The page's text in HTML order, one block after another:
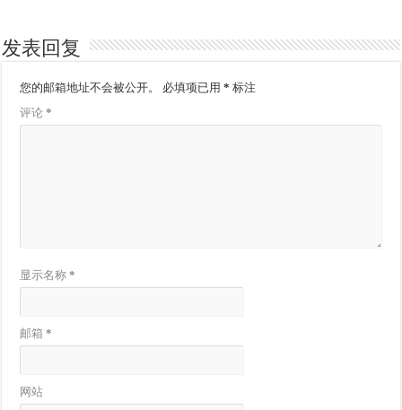
发表回复
您的邮箱地址不会被公开。 必填项已用* 标注
评论*
显示名称*
邮箱*
网站